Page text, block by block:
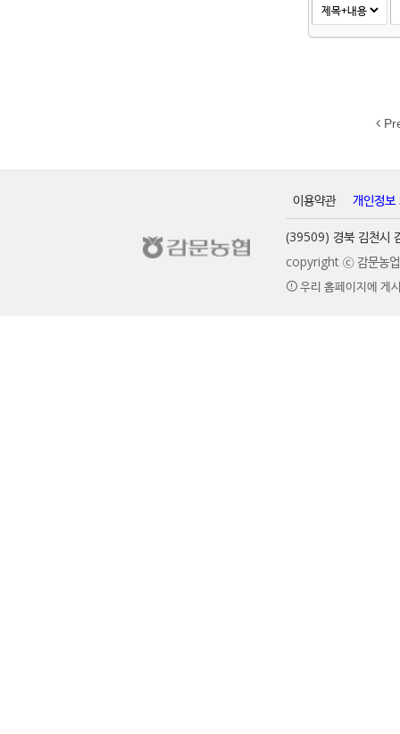
이용약관 개인정보
(39509) 경북 김천시
copyright ⓒ 감문농업
우리 홈페이지에 게